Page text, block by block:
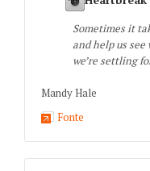
Sometimes it
and help us
we’re settling
Mandy Hale
Fonte